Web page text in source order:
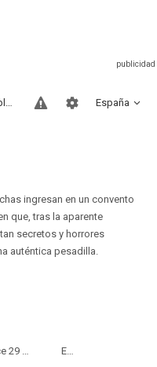
España
Sitios compatibles
ingresan en un convento
que, tras la aparente
secretos y horrores
auténtica pesadilla.
días) Estreno